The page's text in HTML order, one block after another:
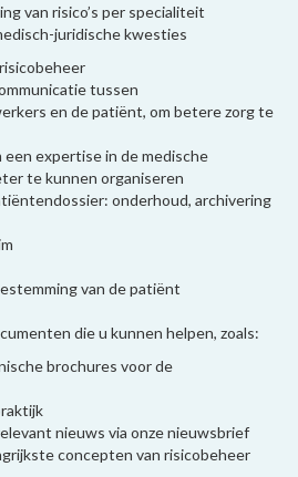
van risico’s per specialiteit
juridische kwesties
tussen
en de patiënt, om betere zorg te
een expertise in de medische
te kunnen organiseren
onderhoud, archivering
van de patiënt
die u kunnen helpen, zoals:
brochures voor de
nieuws via onze nieuwsbrief
concepten van risicobeheer